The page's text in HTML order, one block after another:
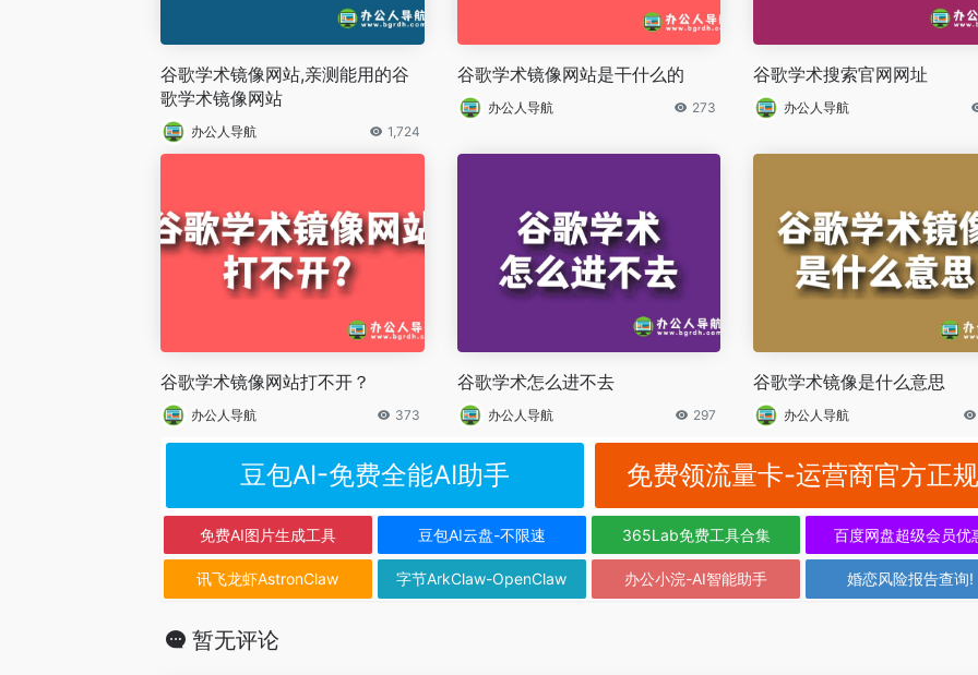
谷歌学术镜像网站,亲测能用的谷
歌学术镜像网站
办公人导航 1,724
谷歌学术镜像网站是干什么的
办公人导航 273
谷歌学术搜索官网网址
办公人导航
谷歌学术镜像网站打不开？
办公人导航 373
谷歌学术怎么进不去
办公人导航 297
谷歌学术镜像是什么意思
办公人导航
豆包AI-免费全能AI助手 免费领流量卡-运营商官方正规
免费AI图片生成工具 豆包AI云盘-不限速 365Lab免费工具合集 百度网盘超级会员优
讯飞龙虾AstronClaw 字节ArkClaw-OpenClaw 办公小浣-AI智能助手 婚恋风险报告查询!
暂无评论